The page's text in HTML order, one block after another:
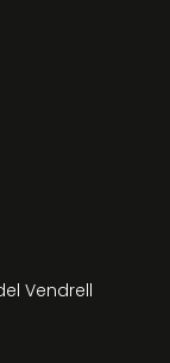
Vendrell